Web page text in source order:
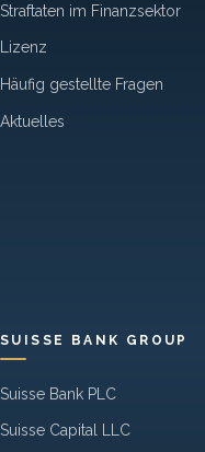
Straftaten im Finanzsektor
Lizenz
Häufig gestellte Fragen
Aktuelles
SUISSE BANK GROUP
Suisse Bank PLC
Suisse Capital LLC